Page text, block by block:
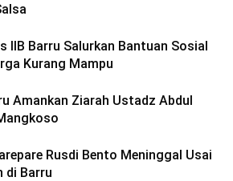
IIB Barru Salurkan Bantuan Sosial
Kurang Mampu
Amankan Ziarah Ustadz Abdul
Rusdi Bento Meninggal Usai
di Barru